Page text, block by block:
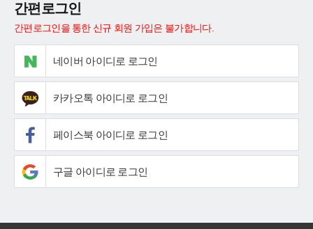
간편로그인
간편로그인을 통한 신규 회원 가입은 불가합니다.
네이버 아이디로 로그인
카카오톡 아이디로 로그인
페이스북 아이디로 로그인
구글 아이디로 로그인